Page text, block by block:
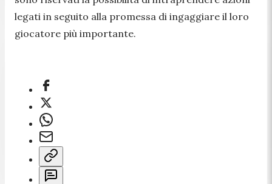
legati in seguito alla promessa di ingaggiare il loro
giocatore più importante.